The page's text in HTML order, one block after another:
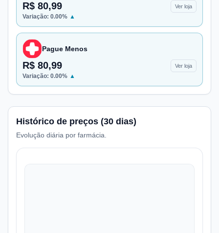
R$ 80,99 Ver loja
Variação: 0.00% ▲
Pague Menos
R$ 80,99 Ver loja
Variação: 0.00% ▲
Histórico de preços (30 dias)
Evolução diária por farmácia.